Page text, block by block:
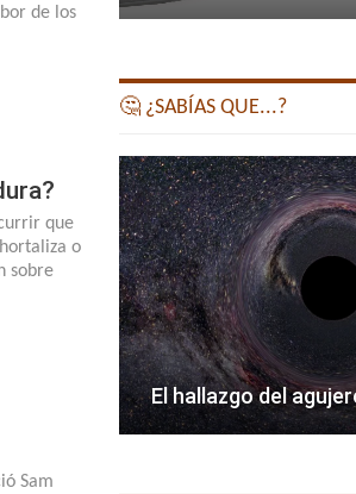
de los
que
o
sobre
Sam
🤔 ¿SABÍAS QUE...?
El hallazgo del